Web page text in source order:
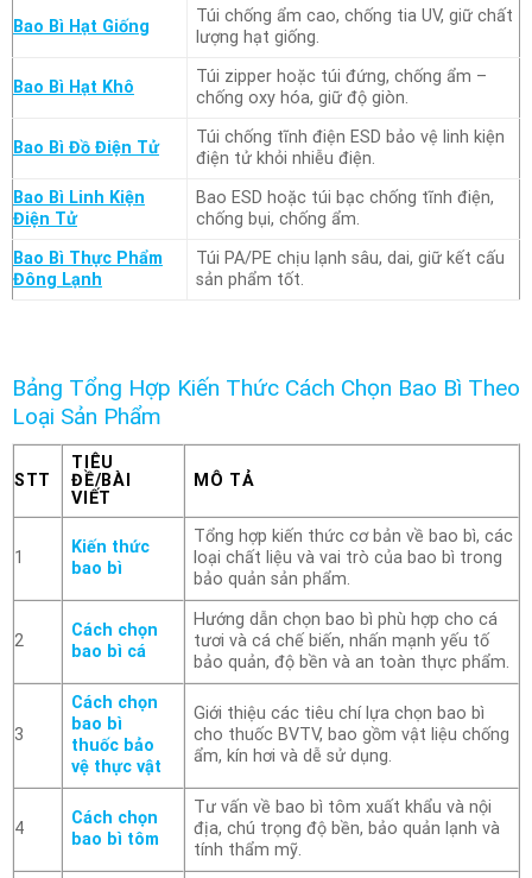
Bao Bì Hạt Giống
Túi chống ẩm cao, chống tia UV, giữ chất
lượng hạt giống.
Bao Bì Hạt Khô
Túi zipper hoặc túi đứng, chống ẩm –
chống oxy hóa, giữ độ giòn.
Bao Bì Đồ Điện Tử
Túi chống tĩnh điện ESD bảo vệ linh kiện
điện tử khỏi nhiễu điện.
Bao Bì Linh Kiện
Điện Tử
Bao ESD hoặc túi bạc chống tĩnh điện,
chống bụi, chống ẩm.
Bao Bì Thực Phẩm
Đông Lạnh
Túi PA/PE chịu lạnh sâu, dai, giữ kết cấu
sản phẩm tốt.
Bảng Tổng Hợp Kiến Thức Cách Chọn Bao Bì Theo
Loại Sản Phẩm
STT
TIÊU
ĐỀ/BÀI
VIẾT
MÔ TẢ
1
Kiến thức
bao bì
Tổng hợp kiến thức cơ bản về bao bì, các
loại chất liệu và vai trò của bao bì trong
bảo quản sản phẩm.
2
Cách chọn
bao bì cá
Hướng dẫn chọn bao bì phù hợp cho cá
tươi và cá chế biến, nhấn mạnh yếu tố
bảo quản, độ bền và an toàn thực phẩm.
3
Cách chọn
bao bì
thuốc bảo
vệ thực vật
Giới thiệu các tiêu chí lựa chọn bao bì
cho thuốc BVTV, bao gồm vật liệu chống
ẩm, kín hơi và dễ sử dụng.
4
Cách chọn
bao bì tôm
Tư vấn về bao bì tôm xuất khẩu và nội
địa, chú trọng độ bền, bảo quản lạnh và
tính thẩm mỹ.